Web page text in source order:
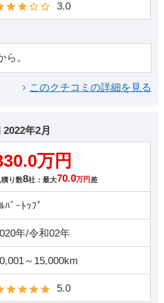
3.0
。
このクチコミの詳細を見る
2022年2月
万円
積り数8社：最大70.0万円差
ﾊﾞｰﾄｯﾌﾟ
年/令和02年
～15,000km
5.0